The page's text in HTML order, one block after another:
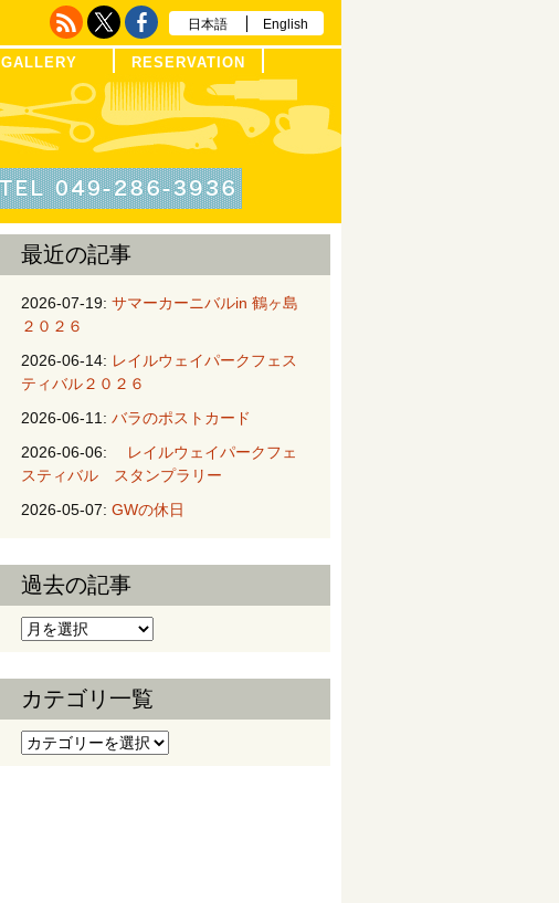
日本語 English
GALLERY RESERVATION
最近の記事
2026-07-19: サマーカーニバルin 鶴ヶ島
２０２６
2026-06-14: レイルウェイパークフェス
ティバル２０２６
2026-06-11: バラのポストカード
2026-06-06:
レイルウェイパークフェ
スティバル スタンプラリー
2026-05-07: GWの休日
過去の記事
過去の記事
カテゴリ一覧
カテゴリ一覧